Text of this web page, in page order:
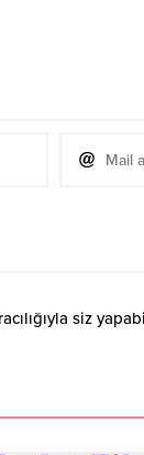
siz